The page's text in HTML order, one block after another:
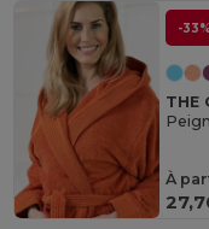
-
THE
À